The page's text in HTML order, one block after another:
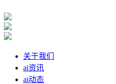
关于我们
ai资讯
ai动态